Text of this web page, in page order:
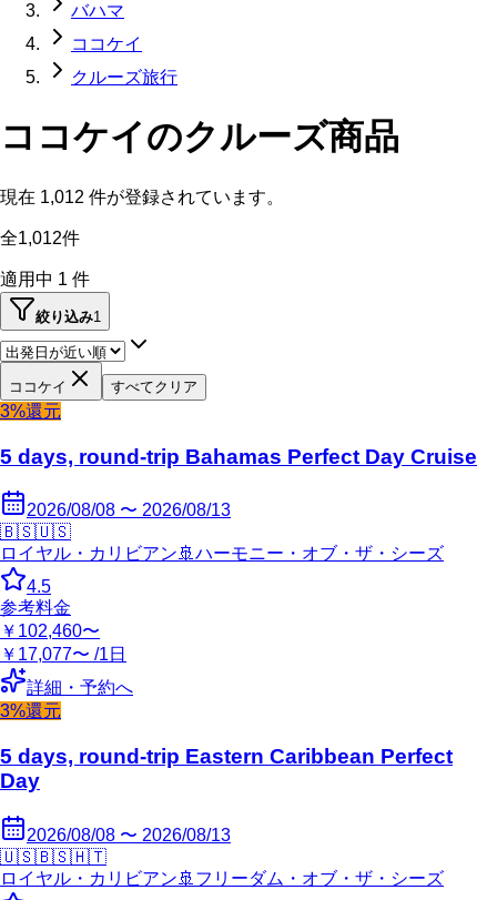
バハマ
ココケイ
クルーズ旅行
ココケイのクルーズ商品
現在 1,012 件が登録されています。
全1,012件
適用中 1 件
絞り込み1
ココケイ すべてクリア
3%還元
5 days, round-trip Bahamas Perfect Day Cruise
2026/08/08 〜 2026/08/13
🇧🇸🇺🇸
ロイヤル・カリビアン 🚢 ハーモニー・オブ・ザ・シーズ
4.5
参考料金
￥102,460〜
￥17,077〜 /1日
詳細・予約へ
3%還元
5 days, round-trip Eastern Caribbean Perfect
Day
2026/08/08 〜 2026/08/13
🇺🇸🇧🇸🇭🇹
ロイヤル・カリビアン 🚢 フリーダム・オブ・ザ・シーズ